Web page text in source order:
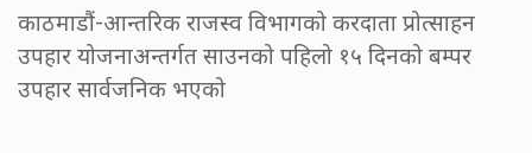
काठमाडौं-आन्तरिक राजस्व विभागको करदाता प्रोत्साहन
उपहार योजनाअन्तर्गत साउनको पहिलो १५ दिनको बम्पर
उपहार सार्वजनिक भएको